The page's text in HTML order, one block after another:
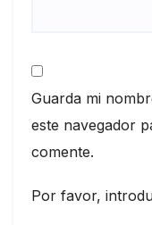
Guarda mi
este navegador
comente.
Por favor,